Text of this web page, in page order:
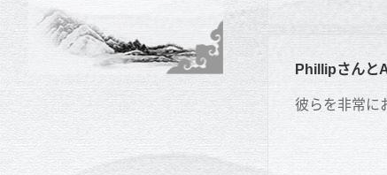
Phillipさん
彼らを非常に